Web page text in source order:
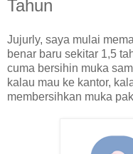
Tahun
Jujurly, saya mulai
benar baru sekitar 1,5
cuma bersihin muka
kalau mau ke kantor,
membersihkan muka